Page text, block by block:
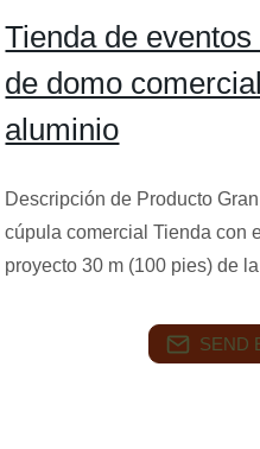
Tienda de
de domo
aluminio
Descripción de Producto
cúpula comercial Tienda con
proyecto 30 m (100 pies) de la
SEND